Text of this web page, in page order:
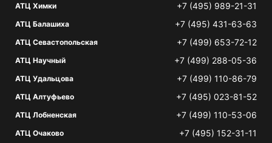
АТЦ Химки +7 (495) 989-21-31
АТЦ Балашиха +7 (495) 431-63-63
АТЦ Севастопольская +7 (499) 653-72-12
АТЦ Научный +7 (499) 288-05-36
АТЦ Удальцова +7 (499) 110-86-79
АТЦ Алтуфьево +7 (495) 023-81-52
АТЦ Лобненская +7 (499) 110-53-06
АТЦ Очаково +7 (495) 152-31-11